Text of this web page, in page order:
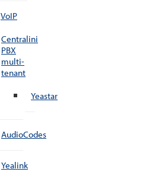
VoIP
Centralini
PBX
multi-
tenant
Yeastar
AudioCodes
Yealink